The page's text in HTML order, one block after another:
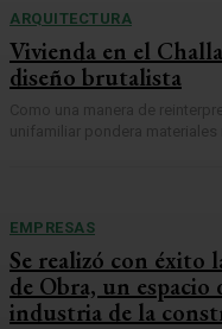
ARQUITECTURA
Vivienda en el
diseño brutalista
EMPRESAS
Se realizó con éxito
de Obra, un
industria de la